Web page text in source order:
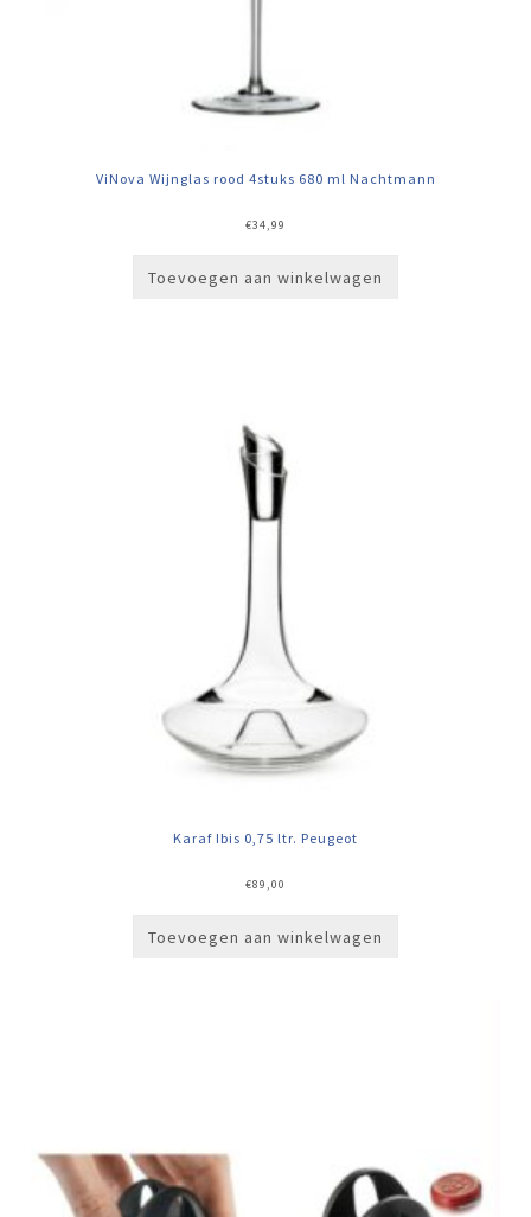
ViNova Wijnglas rood 4stuks 680 ml Nachtmann
€34,99
Toevoegen aan winkelwagen
Karaf Ibis 0,75 ltr. Peugeot
€89,00
Toevoegen aan winkelwagen